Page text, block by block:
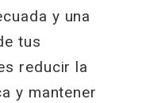
y una
tus
reducir la
y mantener